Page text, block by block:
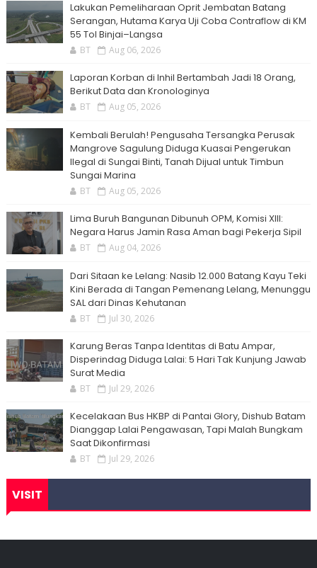
Lakukan Pemeliharaan Oprit Jembatan Batang
Serangan, Hutama Karya Uji Coba Contraflow di KM
55 Tol Binjai–Langsa
BT Aug 06, 2026
Laporan Korban di Inhil Bertambah Jadi 18 Orang,
Berikut Data dan Kronologinya
BT Aug 05, 2026
Kembali Berulah! Pengusaha Tersangka Perusak
Mangrove Sagulung Diduga Kuasai Pengerukan
Ilegal di Sungai Binti, Tanah Dijual untuk Timbun
Sungai Marina
BT Aug 05, 2026
Lima Buruh Bangunan Dibunuh OPM, Komisi XIII:
Negara Harus Jamin Rasa Aman bagi Pekerja Sipil
BT Aug 04, 2026
Dari Sitaan ke Lelang: Nasib 12.000 Batang Kayu Teki
Kini Berada di Tangan Pemenang Lelang, Menunggu
SAL dari Dinas Kehutanan
BT Jul 30, 2026
Karung Beras Tanpa Identitas di Batu Ampar,
Disperindag Diduga Lalai: 5 Hari Tak Kunjung Jawab
Surat Media
BT Jul 29, 2026
Kecelakaan Bus HKBP di Pantai Glory, Dishub Batam
Dianggap Lalai Pengawasan, Tapi Malah Bungkam
Saat Dikonfirmasi
BT Jul 29, 2026
VISIT